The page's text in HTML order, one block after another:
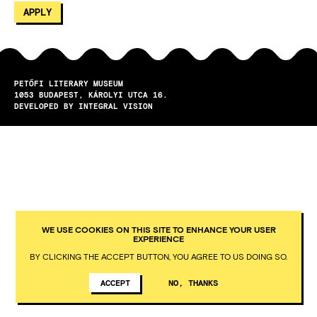
PETŐFI LITERARY MUSEUM
1053
BUDAPEST
KÁROLYI UTCA 16.
DEVELOPED BY INTEGRAL VISION
WE USE COOKIES ON THIS SITE TO ENHANCE YOUR USER
EXPERIENCE
BY CLICKING THE ACCEPT BUTTON, YOU AGREE TO US DOING SO.
ACCEPT NO, THANKS